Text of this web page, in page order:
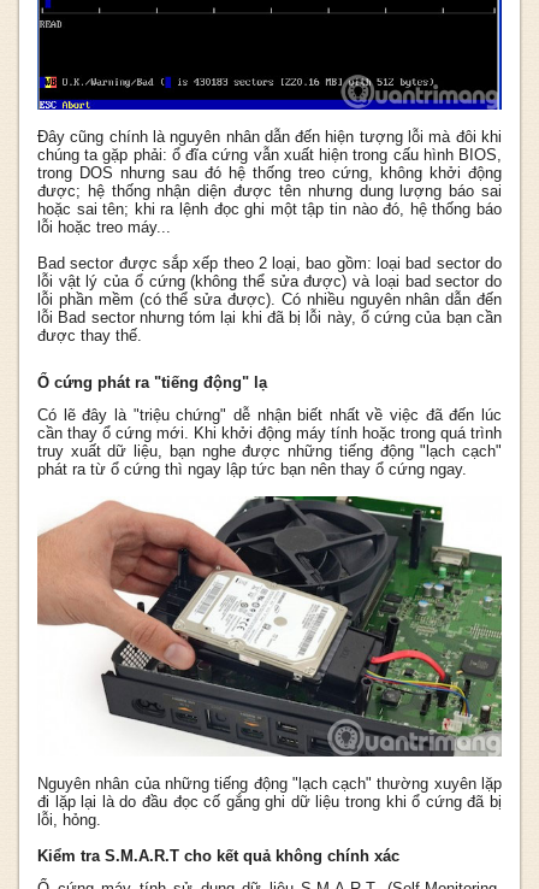
Đây cũng chính là nguyên nhân dẫn đến hiện tượng lỗi mà đôi khi
chúng ta gặp phải: ổ đĩa cứng vẫn xuất hiện trong cấu hình BIOS,
trong DOS nhưng sau đó hệ thống treo cứng, không khởi động
được; hệ thống nhận diện được tên nhưng dung lượng báo sai
hoặc sai tên; khi ra lệnh đọc ghi một tập tin nào đó, hệ thống báo
lỗi hoặc treo máy...
Bad sector được sắp xếp theo 2 loại, bao gồm: loại bad sector do
lỗi vật lý của ổ cứng (không thể sửa được) và loại bad sector do
lỗi phần mềm (có thể sửa được). Có nhiều nguyên nhân dẫn đến
lỗi Bad sector nhưng tóm lại khi đã bị lỗi này, ổ cứng của bạn cần
được thay thế.
Ổ cứng phát ra "tiếng động" lạ
Có lẽ đây là "triệu chứng" dễ nhận biết nhất về việc đã đến lúc
cần thay ổ cứng mới. Khi khởi động máy tính hoặc trong quá trình
truy xuất dữ liệu, bạn nghe được những tiếng động "lạch cạch"
phát ra từ ổ cứng thì ngay lập tức bạn nên thay ổ cứng ngay.
Nguyên nhân của những tiếng động "lạch cạch" thường xuyên lặp
đi lặp lại là do đầu đọc cố gắng ghi dữ liệu trong khi ổ cứng đã bị
lỗi, hỏng.
Kiểm tra S.M.A.R.T cho kết quả không chính xác